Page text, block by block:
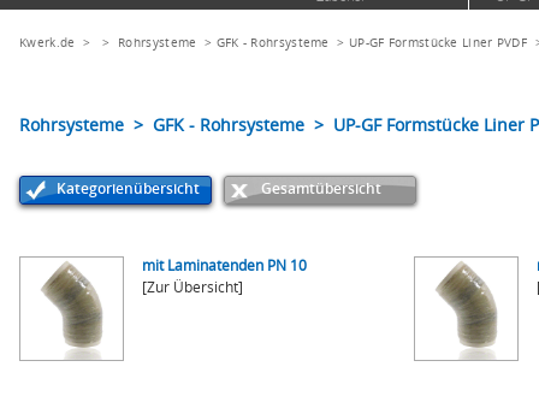
Kwerk.de > > Rohrsysteme > GFK - Rohrsysteme > UP-GF Formstücke Liner PVDF
Rohrsysteme > GFK - Rohrsysteme > UP-GF Formstücke Liner
Kategorienübersicht Gesamtübersicht
mit Laminatenden PN 10
[Zur Übersicht]